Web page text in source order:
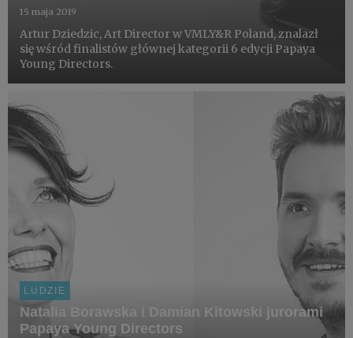
15 maja 2019
Artur Dziedzic, Art Director w VMLY&R Poland, znalazł
się wśród finalistów głównej kategorii 6 edycji Papaya
Young Directors.
LUDZIE
Natalia Borawska i Damian Kitowski jurorami
Papaya Young Directors